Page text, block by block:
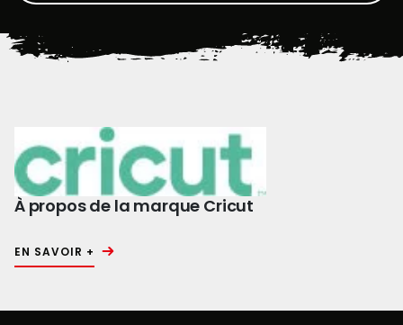
À propos de la marque Cricut
EN SAVOIR +